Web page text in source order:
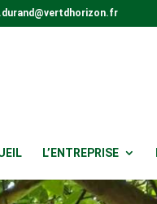
L’ENTREPRISE